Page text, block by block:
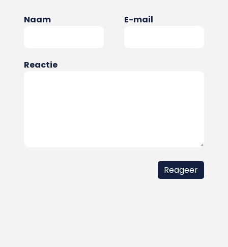
Naam E-mail
Reactie